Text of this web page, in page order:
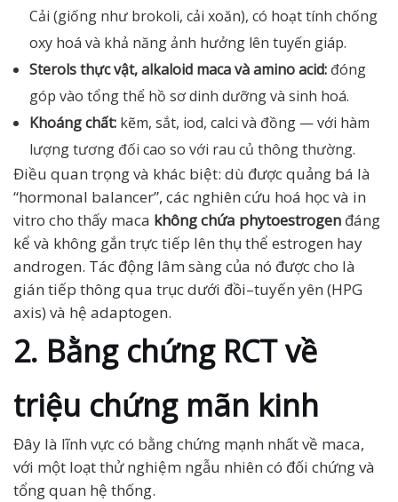
Cải (giống như brokoli, cải xoăn), có hoạt tính chống
oxy hoá và khả năng ảnh hưởng lên tuyến giáp.
Sterols thực vật, alkaloid maca và amino acid: đóng
góp vào tổng thể hồ sơ dinh dưỡng và sinh hoá.
Khoáng chất: kẽm, sắt, iod, calci và đồng — với hàm
lượng tương đối cao so với rau củ thông thường.
Điều quan trọng và khác biệt: dù được quảng bá là
“hormonal balancer”, các nghiên cứu hoá học và in
vitro cho thấy maca không chứa phytoestrogen đáng
kể và không gắn trực tiếp lên thụ thể estrogen hay
androgen. Tác động lâm sàng của nó được cho là
gián tiếp thông qua trục dưới đồi–tuyến yên (HPG
axis) và hệ adaptogen.
2. Bằng chứng RCT về
triệu chứng mãn kinh
Đây là lĩnh vực có bằng chứng mạnh nhất về maca,
với một loạt thử nghiệm ngẫu nhiên có đối chứng và
tổng quan hệ thống.